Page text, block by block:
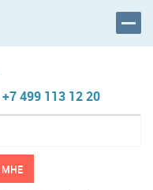
+7 499 113 12 20
МНЕ